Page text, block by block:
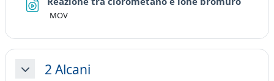
MOV
Collapse2 Alcani